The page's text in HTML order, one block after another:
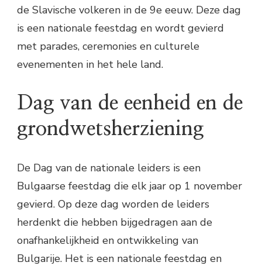
de Slavische volkeren in de 9e eeuw. Deze dag
is een nationale feestdag en wordt gevierd
met parades, ceremonies en culturele
evenementen in het hele land.
Dag van de eenheid en de
grondwetsherziening
De Dag van de nationale leiders is een
Bulgaarse feestdag die elk jaar op 1 november
gevierd. Op deze dag worden de leiders
herdenkt die hebben bijgedragen aan de
onafhankelijkheid en ontwikkeling van
Bulgarije. Het is een nationale feestdag en